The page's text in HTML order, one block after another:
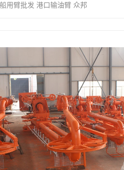
用臂批发 港口输油臂 众邦